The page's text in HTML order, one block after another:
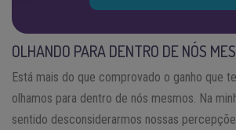
OLHANDO PARA DENTRO DE NÓS
Está mais do que comprovado o ganho que
olhamos para dentro de nós mesmos. Na
sentido desconsiderarmos nossas